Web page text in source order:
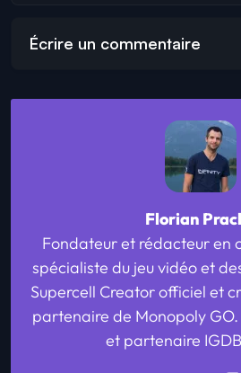
Écrire un commentaire
Florian
Fondateur et rédacteur en
spécialiste du jeu vidéo et
Supercell Creator officiel et
partenaire de Monopoly
et partenaire